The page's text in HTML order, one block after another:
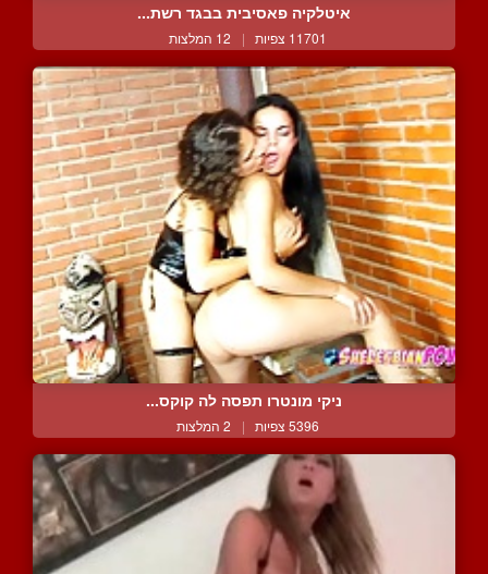
איטלקיה פאסיבית בבגד רשת...
11701 צפיות | 12 המלצות
ניקי מונטרו תפסה לה קוקס...
5396 צפיות | 2 המלצות